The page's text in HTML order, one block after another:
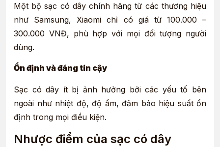
Một bộ sạc có dây chính hãng từ các thương hiệu
như Samsung, Xiaomi chỉ có giá từ 100.000 –
300.000 VNĐ, phù hợp với mọi đối tượng người
dùng.
Ổn định và đáng tin cậy
Sạc có dây ít bị ảnh hưởng bởi các yếu tố bên
ngoài như nhiệt độ, độ ẩm, đảm bảo hiệu suất ổn
định trong mọi điều kiện.
Nhược điểm của sạc có dây